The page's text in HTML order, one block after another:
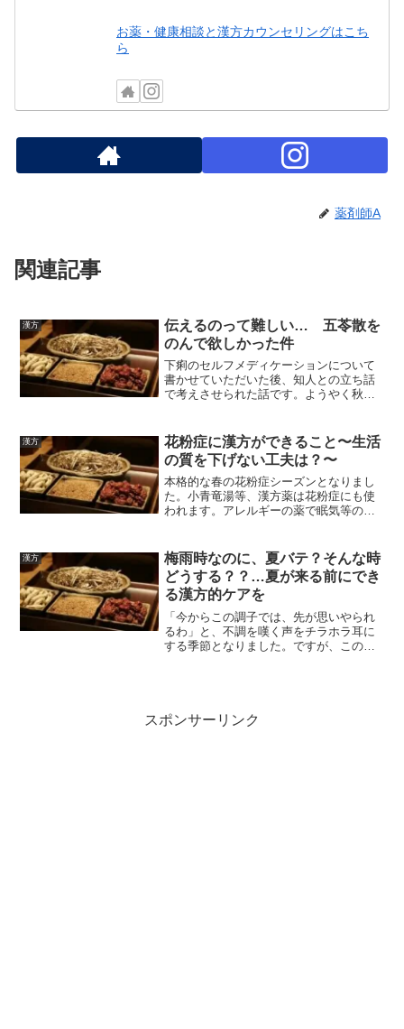
お薬・健康相談と漢方カウンセリングはこち
ら
薬剤師A
関連記事
漢方
伝えるのって難しい… 五苓散を
のんで欲しかった件
下痢のセルフメディケーションについて
書かせていただいた後、知人との立ち話
で考えさせられた話です。ようやく秋の
暑さで消耗した身体のケアも大切です。
漢方
花粉症に漢方ができること〜生活
の質を下げない工夫は？〜
本格的な春の花粉症シーズンとなりまし
た。小青竜湯等、漢方薬は花粉症にも使
われます。アレルギーの薬で眠気等の副
薬の効果を引き出すためには日頃の養生
も大切です。
漢方
梅雨時なのに、夏バテ？そんな時
どうする？？…夏が来る前にでき
る漢方的ケアを
「今からこの調子では、先が思いやられ
るわ」と、不調を嘆く声をチラホラ耳に
する季節となりました。ですが、この時
スポンサーリンク